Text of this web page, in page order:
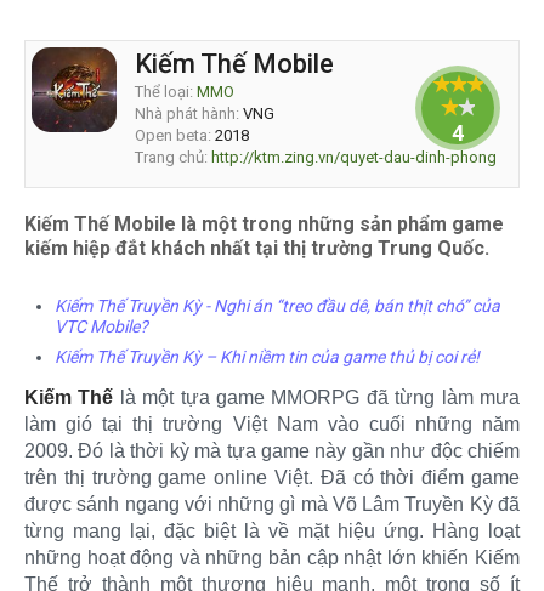
Kiếm Thế Mobile
Thể loại: MMO
Nhà phát hành: VNG
Open beta: 2018
Trang chủ: http://ktm.zing.vn/quyet-dau-dinh-phong
4
Kiếm Thế Mobile là một trong những sản phẩm game
kiếm hiệp đắt khách nhất tại thị trường Trung Quốc.
Kiếm Thế Truyền Kỳ - Nghi án “treo đầu dê, bán thịt chó” của
VTC Mobile?
Kiếm Thế Truyền Kỳ – Khi niềm tin của game thủ bị coi rẻ!
Kiếm Thế là một tựa game MMORPG đã từng làm mưa
làm gió tại thị trường Việt Nam vào cuối những năm
2009. Đó là thời kỳ mà tựa game này gần như độc chiếm
trên thị trường game online Việt. Đã có thời điểm game
được sánh ngang với những gì mà Võ Lâm Truyền Kỳ đã
từng mang lại, đặc biệt là về mặt hiệu ứng. Hàng loạt
những hoạt động và những bản cập nhật lớn khiến Kiếm
Thế trở thành một thương hiệu mạnh, một trong số ít